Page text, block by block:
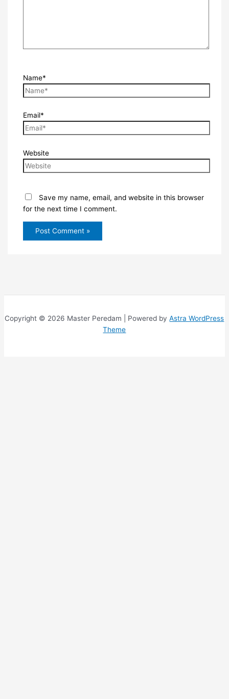
Name*
Email*
Website
Save my name, email, and website in this browser
for the next time I comment.
Copyright © 2026 Master Peredam | Powered byAstra WordPress
Theme